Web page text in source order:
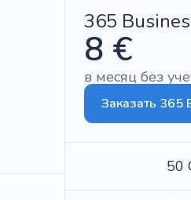
365
8 €
в месяц без
Заказать 365
50